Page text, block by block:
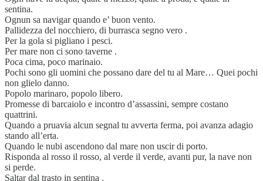
sentina.
Ognun sa navigar quando e’ buon vento.
Pallidezza del nocchiero, di burrasca segno vero .
Per la gola si pigliano i pesci.
Per mare non ci sono taverne .
Poca cima, poco marinaio.
Pochi sono gli uomini che possano dare del tu al Mare… Quei pochi
non glielo danno.
Popolo marinaro, popolo libero.
Promesse di barcaiolo e incontro d’assassini, sempre costano
quattrini.
Quando a pruavia alcun segnal tu avverta ferma, poi avanza adagio
stando all’erta.
Quando le nubi ascendono dal mare non uscir di porto.
Risponda al rosso il rosso, al verde il verde, avanti pur, la nave non
si perde.
Saltar dal trasto in sentina .